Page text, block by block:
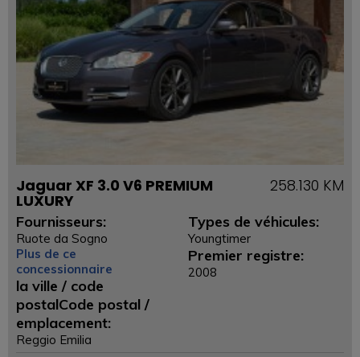
Jaguar XF 3.0 V6 PREMIUM
LUXURY
258.130 KM
Fournisseurs:
Ruote da Sogno
Plus de ce
concessionnaire
la ville / code
postalCode postal /
emplacement:
Reggio Emilia
Types de véhicules:
Youngtimer
Premier registre:
2008